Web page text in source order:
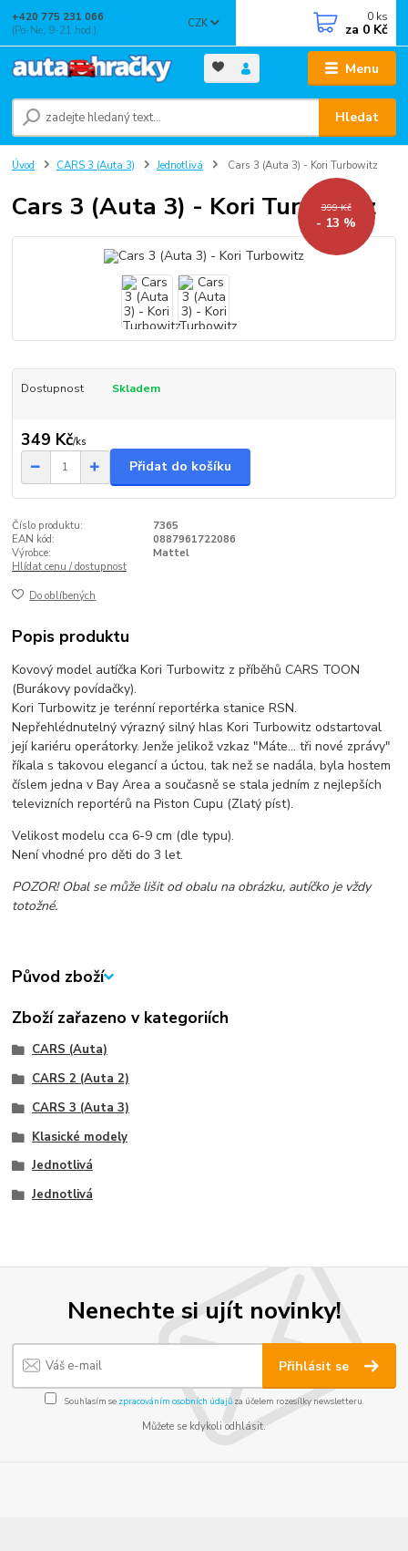
Menu
CZK
Hledat
+420 775 231 066
(Po-Ne, 9-21 hod.)
0 ks
za 0 Kč
Úvod CARS 3 (Auta 3) Jednotlivá Cars 3 (Auta 3) - Kori Turbowitz
Cars 3 (Auta 3) - Kori Turbowitz
399 Kč
- 13 %
Dostupnost Skladem
349 Kč/ks
Přidat do košíku
Číslo produktu:
7365
EAN kód:
0887961722086
Výrobce:
Mattel
Hlídat cenu / dostupnost
Do oblíbených
Popis produktu
Kovový model autíčka Kori Turbowitz z příběhů CARS TOON
(Burákovy povídačky).
Kori Turbowitz je terénní reportérka stanice RSN.
Nepřehlédnutelný výrazný silný hlas Kori Turbowitz odstartoval
její kariéru operátorky. Jenže jelikož vzkaz "Máte... tři nové zprávy"
říkala s takovou elegancí a úctou, tak než se nadála, byla hostem
číslem jedna v Bay Area a současně se stala jedním z nejlepších
televizních reportérů na Piston Cupu (Zlatý píst).
Velikost modelu cca 6-9 cm (dle typu).
Není vhodné pro děti do 3 let.
POZOR! Obal se může lišit od obalu na obrázku, autíčko je vždy
totožné.
Původ zboží
Zboží zařazeno v kategoriích
CARS (Auta)
CARS 2 (Auta 2)
CARS 3 (Auta 3)
Klasické modely
Jednotlivá
Jednotlivá
Nenechte si ujít novinky!
Přihlásit se
Souhlasím se zpracováním osobních údajůza účelem rozesílky newsletteru.
Můžete se kdykoli odhlásit.